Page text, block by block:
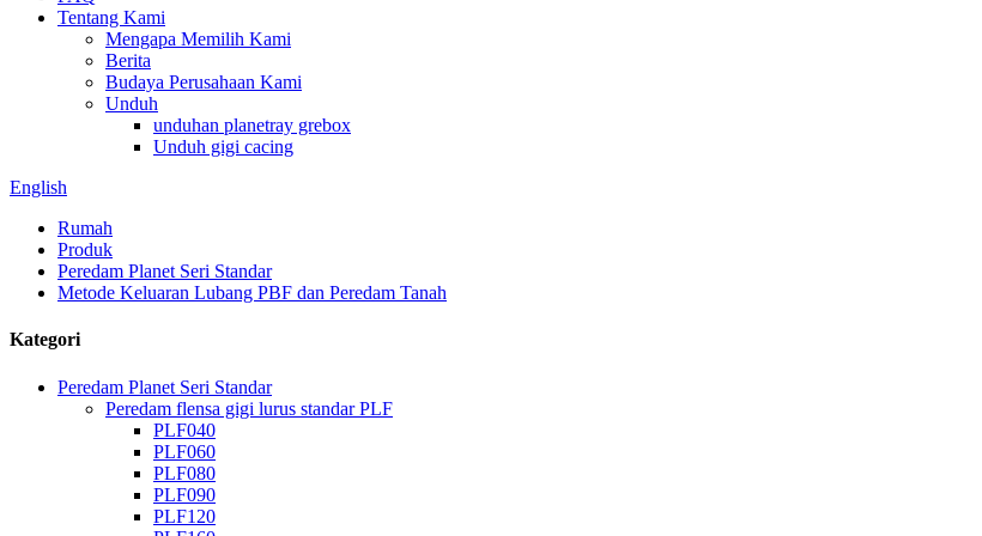
Tentang Kami
Mengapa Memilih Kami
Berita
Budaya Perusahaan Kami
Unduh
unduhan planetray grebox
Unduh gigi cacing
English
Rumah
Produk
Peredam Planet Seri Standar
Metode Keluaran Lubang PBF dan Peredam Tanah
Kategori
Peredam Planet Seri Standar
Peredam flensa gigi lurus standar PLF
PLF040
PLF060
PLF080
PLF090
PLF120